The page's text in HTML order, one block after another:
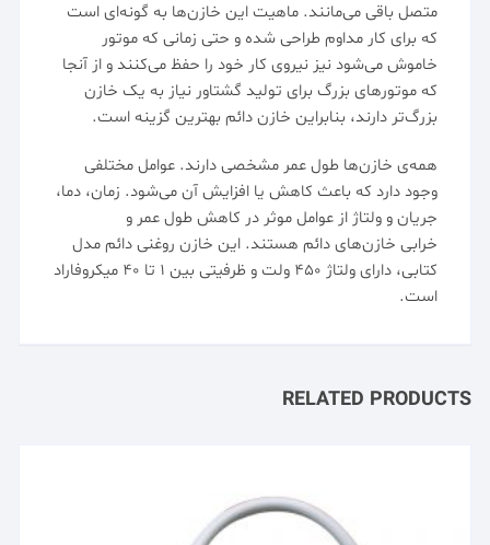
متصل باقی می‌مانند. ماهیت این خازن‌ها به گونه‌ای است
که برای کار مداوم طراحی شده و حتی زمانی که موتور
خاموش می‌شود نیز نیروی کار خود را حفظ می‌کنند و از آنجا
که موتورهای بزرگ برای تولید گشتاور نیاز به یک خازن
بزرگ‌تر دارند، بنابراین خازن دائم بهترین گزینه است.
همه‌ی خازن‌‌ها طول عمر مشخصی دارند. عوامل مختلفی
وجود دارد که باعث کاهش یا افزایش آن می‌شود. زمان، دما،
جریان و ولتاژ از عوامل موثر در کاهش طول عمر و
خرابی خازن‌های دائم هستند. این خازن روغنی دائم مدل
کتابی، دارای ولتاژ ۴۵۰ ولت و ظرفیتی بین ۱ تا ۴۰ میکروفاراد
است.
RELATED PRODUCTS